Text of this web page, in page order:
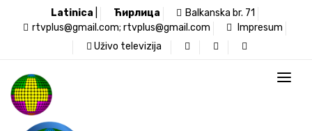
Latinica Ћирлица
Balkanska br. 71
rtvplus@gmail.com; rtvplus@gmail.com
Impresum
Uživo televizija